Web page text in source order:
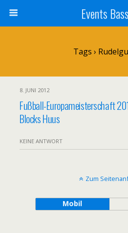
Events
Tags ›
8. JUNI 2012
Fußball-Europameisterschaft
Blocks Huus
KEINE ANTWORT
Zum
Mobil